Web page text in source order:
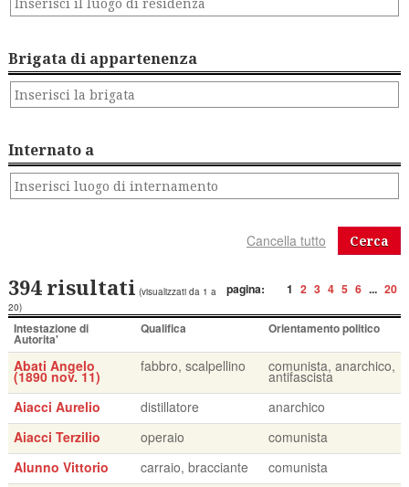
Brigata di appartenenza
Internato a
Cerca
pagina: 1 2 3 4 5 6 ... 20
394 risultati (visualizzati da 1 a
20)
Intestazione di
Autorita'
Qualifica Orientamento politico
Abati Angelo
(1890 nov. 11)
fabbro, scalpellino comunista, anarchico,
antifascista
Aiacci Aurelio
distillatore
anarchico
Aiacci Terzilio
operaio
comunista
Alunno Vittorio
carraio, bracciante
comunista